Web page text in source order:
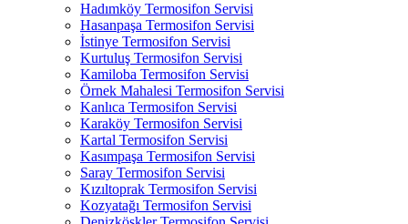
Hadımköy Termosifon Servisi
Hasanpaşa Termosifon Servisi
İstinye Termosifon Servisi
Kurtuluş Termosifon Servisi
Kamiloba Termosifon Servisi
Örnek Mahalesi Termosifon Servisi
Kanlıca Termosifon Servisi
Karaköy Termosifon Servisi
Kartal Termosifon Servisi
Kasımpaşa Termosifon Servisi
Saray Termosifon Servisi
Kızıltoprak Termosifon Servisi
Kozyatağı Termosifon Servisi